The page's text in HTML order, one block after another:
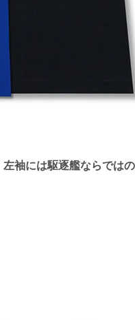
袖には駆逐艦ならでは